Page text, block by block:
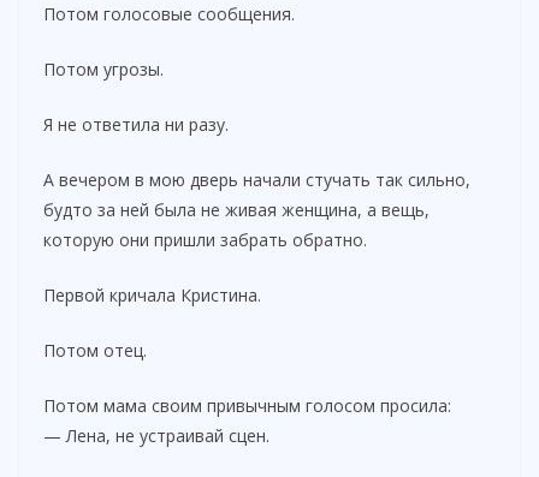
Потом голосовые сообщения.
Потом угрозы.
Я не ответила ни разу.
А вечером в мою дверь начали стучать так сильно,
будто за ней была не живая женщина, а вещь,
которую они пришли забрать обратно.
Первой кричала Кристина.
Потом отец.
Потом мама своим привычным голосом просила:
— Лена, не устраивай сцен.